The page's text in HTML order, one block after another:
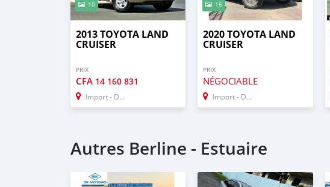
10
2013 TOYOTA LAND
CRUISER
PRIX
CFA 14 160 831
Import - Dubai
16
2020 TOYOTA LAND
CRUISER
PRIX
NÉGOCIABLE
Import - Dubai
Autres Berline - Estuaire